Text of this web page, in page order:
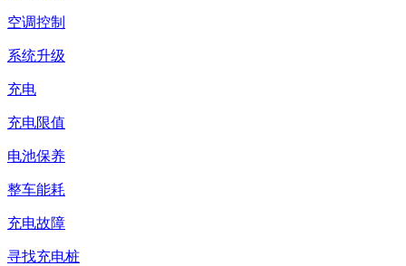
空调控制
系统升级
充电
充电限值
电池保养
整车能耗
充电故障
寻找充电桩